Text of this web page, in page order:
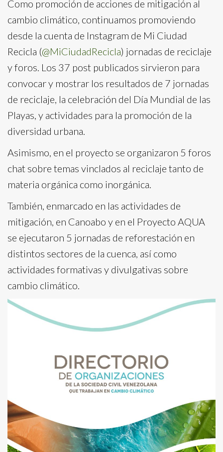
Como promoción de acciones de mitigación al
cambio climático, continuamos promoviendo
desde la cuenta de Instagram de Mi Ciudad
Recicla (@MiCiudadRecicla) jornadas de reciclaje
y foros. Los 37 post publicados sirvieron para
convocar y mostrar los resultados de 7 jornadas
de reciclaje, la celebración del Día Mundial de las
Playas, y actividades para la promoción de la
diversidad urbana.
Asimismo, en el proyecto se organizaron 5 foros
chat sobre temas vinclados al reciclaje tanto de
materia orgánica como inorgánica.
También, enmarcado en las actividades de
mitigación, en Canoabo y en el Proyecto AQUA
se ejecutaron 5 jornadas de reforestación en
distintos sectores de la cuenca, así como
actividades formativas y divulgativas sobre
cambio climático.